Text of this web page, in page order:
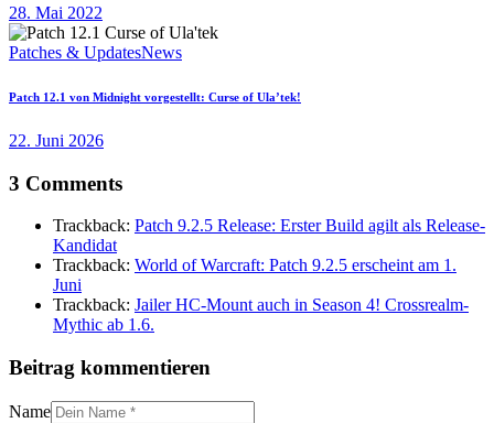
28. Mai 2022
Patches & UpdatesNews
Patch 12.1 von Midnight vorgestellt: Curse of Ula’tek!
22. Juni 2026
3 Comments
Trackback: Patch 9.2.5 Release: Erster Build agilt als Release-
Kandidat
Trackback: World of Warcraft: Patch 9.2.5 erscheint am 1.
Juni
Trackback: Jailer HC-Mount auch in Season 4! Crossrealm-
Mythic ab 1.6.
Beitrag kommentieren
Name